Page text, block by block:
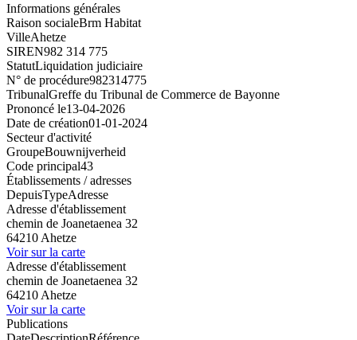
Informations générales
Raison socialeBrm Habitat
VilleAhetze
SIREN982 314 775
StatutLiquidation judiciaire
N° de procédure982314775
TribunalGreffe du Tribunal de Commerce de Bayonne
Prononcé le13-04-2026
Date de création01-01-2024
Secteur d'activité
GroupeBouwnijverheid
Code principal43
Établissements / adresses
DepuisTypeAdresse
Adresse d'établissement
chemin de Joanetaenea 32
64210 Ahetze
Voir sur la carte
Adresse d'établissement
chemin de Joanetaenea 32
64210 Ahetze
Voir sur la carte
Publications